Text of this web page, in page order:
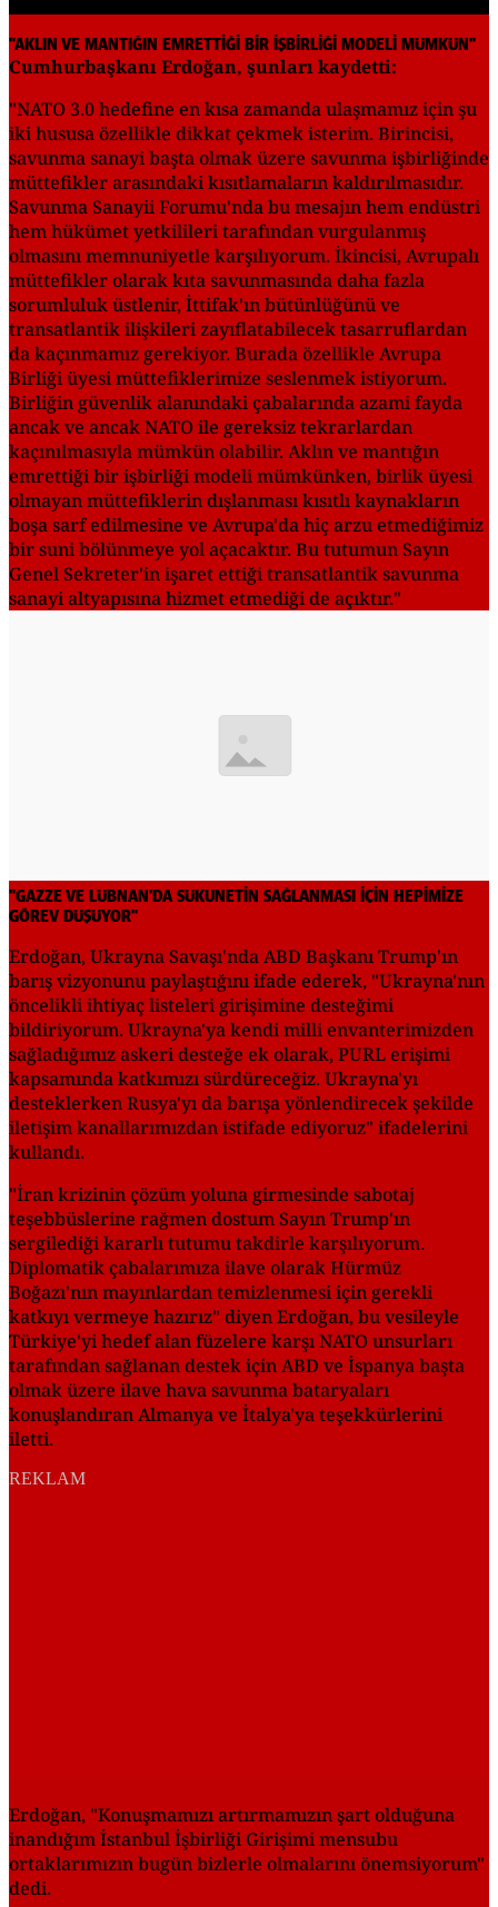
"AKLIN VE MANTIĞIN EMRETTİĞİ BİR İŞBİRLİĞİ MODELİ MÜMKÜN"
Cumhurbaşkanı Erdoğan, şunları kaydetti:
"NATO 3.0 hedefine en kısa zamanda ulaşmamız için şu
iki hususa özellikle dikkat çekmek isterim. Birincisi,
savunma sanayi başta olmak üzere savunma işbirliğinde
müttefikler arasındaki kısıtlamaların kaldırılmasıdır.
Savunma Sanayii Forumu'nda bu mesajın hem endüstri
hem hükümet yetkilileri tarafından vurgulanmış
olmasını memnuniyetle karşılıyorum. İkincisi, Avrupalı
müttefikler olarak kıta savunmasında daha fazla
sorumluluk üstlenir, İttifak'ın bütünlüğünü ve
transatlantik ilişkileri zayıflatabilecek tasarruflardan
da kaçınmamız gerekiyor. Burada özellikle Avrupa
Birliği üyesi müttefiklerimize seslenmek istiyorum.
Birliğin güvenlik alanındaki çabalarında azami fayda
ancak ve ancak NATO ile gereksiz tekrarlardan
kaçınılmasıyla mümkün olabilir. Aklın ve mantığın
emrettiği bir işbirliği modeli mümkünken, birlik üyesi
olmayan müttefiklerin dışlanması kısıtlı kaynakların
boşa sarf edilmesine ve Avrupa'da hiç arzu etmediğimiz
bir suni bölünmeye yol açacaktır. Bu tutumun Sayın
Genel Sekreter'in işaret ettiği transatlantik savunma
sanayi altyapısına hizmet etmediği de açıktır."
"GAZZE VE LÜBNAN'DA SÜKUNETİN SAĞLANMASI İÇİN HEPİMİZE
GÖREV DÜŞÜYOR"
Erdoğan, Ukrayna Savaşı'nda ABD Başkanı Trump'ın
barış vizyonunu paylaştığını ifade ederek, "Ukrayna'nın
öncelikli ihtiyaç listeleri girişimine desteğimi
bildiriyorum. Ukrayna'ya kendi milli envanterimizden
sağladığımız askeri desteğe ek olarak, PURL erişimi
kapsamında katkımızı sürdüreceğiz. Ukrayna'yı
desteklerken Rusya'yı da barışa yönlendirecek şekilde
iletişim kanallarımızdan istifade ediyoruz" ifadelerini
kullandı.
"İran krizinin çözüm yoluna girmesinde sabotaj
teşebbüslerine rağmen dostum Sayın Trump'ın
sergilediği kararlı tutumu takdirle karşılıyorum.
Diplomatik çabalarımıza ilave olarak Hürmüz
Boğazı'nın mayınlardan temizlenmesi için gerekli
katkıyı vermeye hazırız" diyen Erdoğan, bu vesileyle
Türkiye'yi hedef alan füzelere karşı NATO unsurları
tarafından sağlanan destek için ABD ve İspanya başta
olmak üzere ilave hava savunma bataryaları
konuşlandıran Almanya ve İtalya'ya teşekkürlerini
iletti.
REKLAM
Erdoğan, "Konuşmamızı artırmamızın şart olduğuna
inandığım İstanbul İşbirliği Girişimi mensubu
ortaklarımızın bugün bizlerle olmalarını önemsiyorum"
dedi.